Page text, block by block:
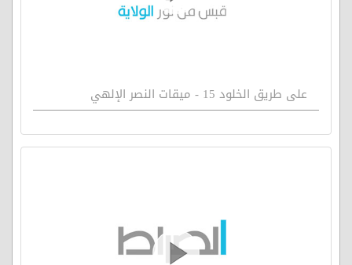
على طريق الخلود 15 - ميقات النصر الإلهي